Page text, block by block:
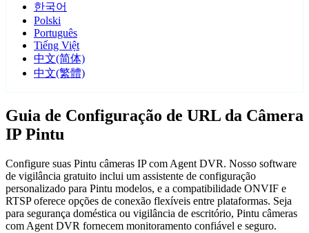
한국어
Polski
Português
Tiếng Việt
中文(简体)
中文(繁體)
Guia de Configuração de URL da Câmera
IP Pintu
Configure suas Pintu câmeras IP com Agent DVR. Nosso software
de vigilância gratuito inclui um assistente de configuração
personalizado para Pintu modelos, e a compatibilidade ONVIF e
RTSP oferece opções de conexão flexíveis entre plataformas. Seja
para segurança doméstica ou vigilância de escritório, Pintu câmeras
com Agent DVR fornecem monitoramento confiável e seguro.